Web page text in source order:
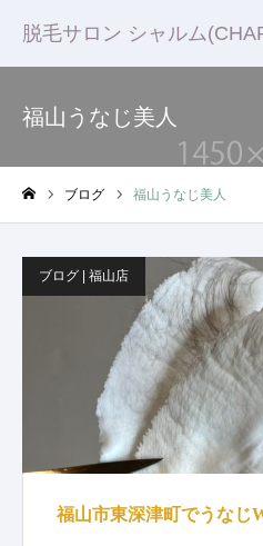
脱毛サロン シャルム
福山うなじ美人
ブログ 福山うなじ美人
ブログ | 福山店
福山市東深津町でうなじ